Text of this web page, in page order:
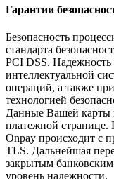
Гарантии
Безопасность
стандарта
PCI DSS. Надежность
интеллектуальной
операций, а также
технологией
Данные Вашей карты
платежной
Onpay происходит с
TLS. Дальнейшая
закрытым
уровень надежности.